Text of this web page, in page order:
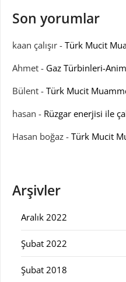
Son yorumlar
kaan çalışır - Türk Mucit
Ahmet - Gaz Türbinleri-
Bülent - Türk Mucit
hasan - Rüzgar enerjisi ile
Hasan boğaz - Türk Mucit
Arşivler
Aralık 2022
Şubat 2022
Şubat 2018